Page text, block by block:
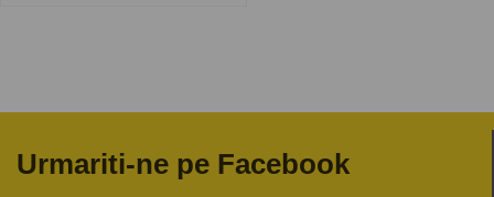
Urmariti-ne pe Facebook